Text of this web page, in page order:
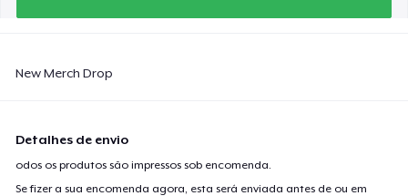
New Merch Drop
Detalhes de envio
odos os produtos são impressos sob encomenda.
Se fizer a sua encomenda agora, esta será enviada antes de ou em